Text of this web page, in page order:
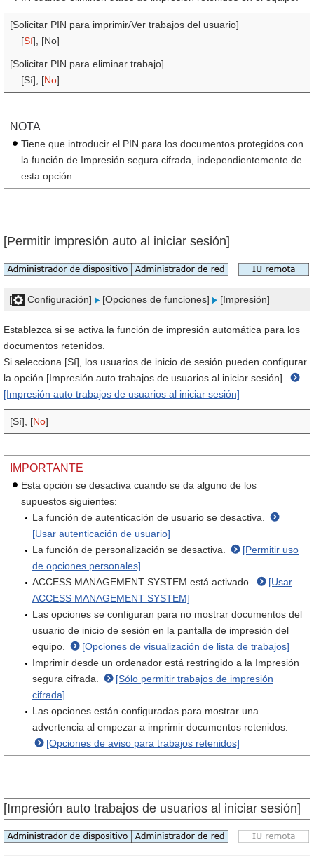
[Solicitar PIN para imprimir/Ver trabajos del usuario]
[Sí], [No]
[Solicitar PIN para eliminar trabajo]
[Sí], [No]
NOTA
Tiene que introducir el PIN para los documentos protegidos con
la función de Impresión segura cifrada, independientemente de
esta opción.
[Permitir impresión auto al iniciar sesión]
[ Configuración] [Opciones de funciones] [Impresión]
Establezca si se activa la función de impresión automática para los
documentos retenidos.
Si selecciona [Sí], los usuarios de inicio de sesión pueden configurar
la opción [Impresión auto trabajos de usuarios al iniciar sesión].
[Impresión auto trabajos de usuarios al iniciar sesión]
[Sí], [No]
IMPORTANTE
Esta opción se desactiva cuando se da alguno de los
supuestos siguientes:
La función de autenticación de usuario se desactiva.
[Usar autenticación de usuario]
La función de personalización se desactiva.
[Permitir uso
de opciones personales]
ACCESS MANAGEMENT SYSTEM está activado.
[Usar
ACCESS MANAGEMENT SYSTEM]
Las opciones se configuran para no mostrar documentos del
usuario de inicio de sesión en la pantalla de impresión del
equipo.
[Opciones de visualización de lista de trabajos]
Imprimir desde un ordenador está restringido a la Impresión
segura cifrada.
[Sólo permitir trabajos de impresión
cifrada]
Las opciones están configuradas para mostrar una
advertencia al empezar a imprimir documentos retenidos.
[Opciones de aviso para trabajos retenidos]
[Impresión auto trabajos de usuarios al iniciar sesión]